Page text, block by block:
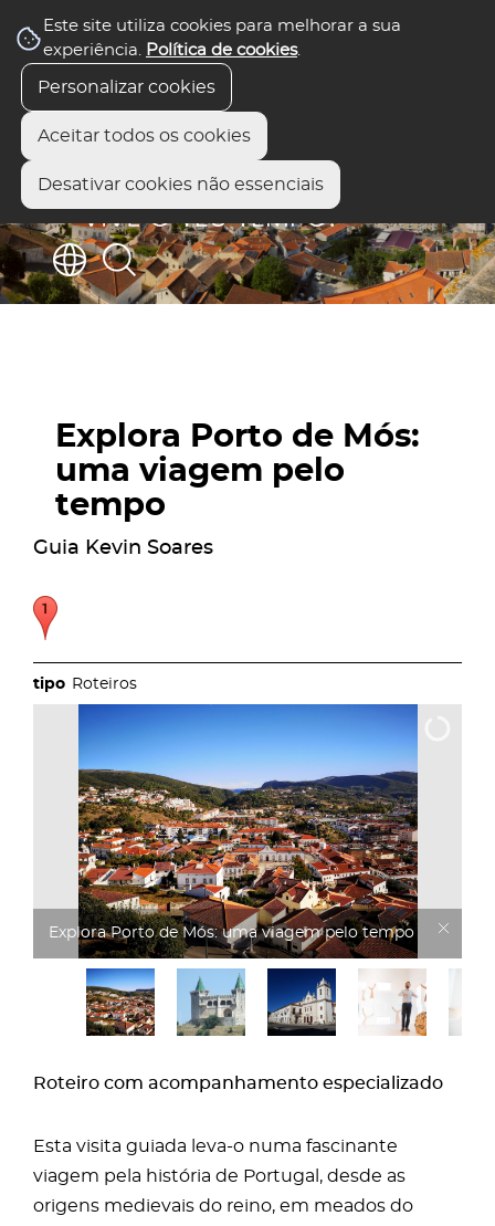
Este site utiliza cookies para melhorar a sua
experiência. Política de cookies.
Personalizar cookies
Aceitar todos os cookies
Desativar cookies não essenciais
Explora Porto de Mós:
uma viagem pelo
tempo
Guia Kevin Soares
Roteiros
Explora Porto de Mós
Roteiro com acompanhamento especializado
Esta visita guiada leva-o numa fascinante
viagem pela história de Portugal, desde as
origens medievais do reino, em meados do